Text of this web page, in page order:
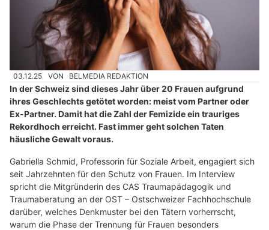
03.12.25 VON BELMEDIA REDAKTION
In der Schweiz sind dieses Jahr über 20 Frauen aufgrund
ihres Geschlechts getötet worden: meist vom Partner oder
Ex-Partner. Damit hat die Zahl der Femizide ein trauriges
Rekordhoch erreicht. Fast immer geht solchen Taten
häusliche Gewalt voraus.
Gabriella Schmid, Professorin für Soziale Arbeit, engagiert sich
seit Jahrzehnten für den Schutz von Frauen. Im Interview
spricht die Mitgründerin des CAS Traumapädagogik und
Traumaberatung an der OST – Ostschweizer Fachhochschule
darüber, welches Denkmuster bei den Tätern vorherrscht,
warum die Phase der Trennung für Frauen besonders